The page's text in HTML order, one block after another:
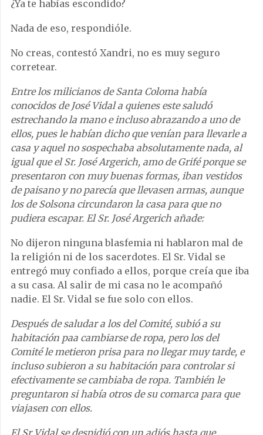
¿Ya te habías escondido?
Nada de eso, respondióle.
No creas, contestó Xandri, no es muy seguro
corretear.
Entre los milicianos de Santa Coloma había
conocidos de José Vidal a quienes este saludó
estrechando la mano e incluso abrazando a uno de
ellos, pues le habían dicho que venían para llevarle a
casa y aquel no sospechaba absolutamente nada, al
igual que el Sr. José Argerich, amo de Grifé porque se
presentaron con muy buenas formas, iban vestidos
de paisano y no parecía que llevasen armas, aunque
los de Solsona circundaron la casa para que no
pudiera escapar. El Sr. José Argerich añade:
No dijeron ninguna blasfemia ni hablaron mal de
la religión ni de los sacerdotes. El Sr. Vidal se
entregó muy confiado a ellos, porque creía que iba
a su casa. Al salir de mi casa no le acompañó
nadie. El Sr. Vidal se fue solo con ellos.
Después de saludar a los del Comité, subió a su
habitación paa cambiarse de ropa, pero los del
Comité le metieron prisa para no llegar muy tarde, e
incluso subieron a su habitación para controlar si
efectivamente se cambiaba de ropa. También le
preguntaron si había otros de su comarca para que
viajasen con ellos.